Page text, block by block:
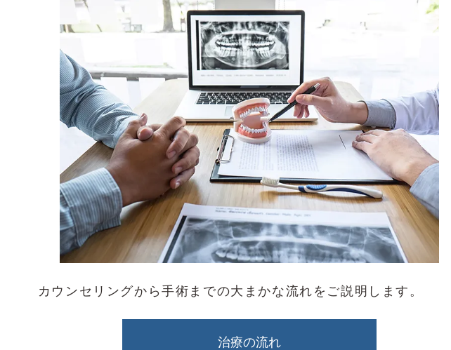
カウンセリングから手術までの大まかな流れをご説明します。
治療の流れ